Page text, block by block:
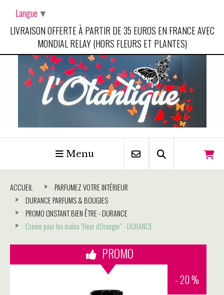
LIVRAISON OFFERTE À PARTIR DE 35 EUROS EN FRANCE AVEC
MONDIAL RELAY (HORS FLEURS ET PLANTES)
Menu
ACCUEIL
PARFUMEZ VOTRE INTÉRIEUR
DURANCE PARFUMS & BOUGIES
PROMO L'INSTANT BIEN ÊTRE - DURANCE
Crème pour les mains "Fleur d'Oranger" - DURANCE
PROMO
- 20 %
Langue ▼